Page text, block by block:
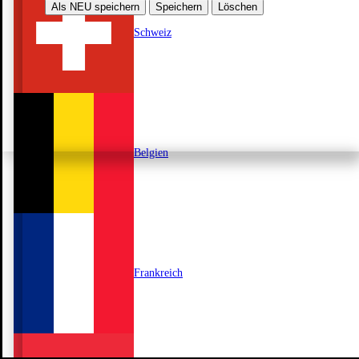
Als NEU speichern Speichern Löschen
Schweiz
Belgien
Frankreich